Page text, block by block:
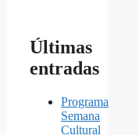
Últimas
entradas
Programa
Semana
Cultural